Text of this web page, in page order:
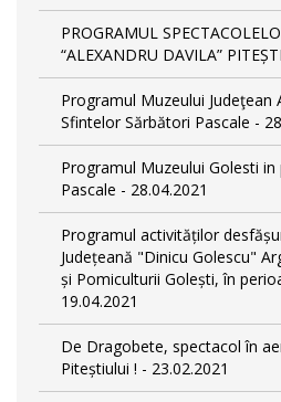
PROGRAMUL
“ALEXANDRU DAVILA”
Programul Muzeului Judeţean
Sfintelor Sărbători Pascale -
Programul Muzeului Golesti
Pascale - 28.04.2021
Programul activităților
Județeană "Dinicu Golescu"
și Pomiculturii Golești, în
19.04.2021
De Dragobete, spectacol în
Piteștiului ! - 23.02.2021